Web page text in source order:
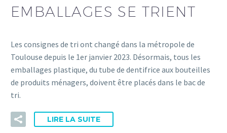
EMBALLAGES SE TRIENT
Les consignes de tri ont changé dans la métropole de
Toulouse depuis le 1er janvier 2023. Désormais, tous les
emballages plastique, du tube de dentifrice aux bouteilles
de produits ménagers, doivent être placés dans le bac de
tri.
LIRE LA SUITE